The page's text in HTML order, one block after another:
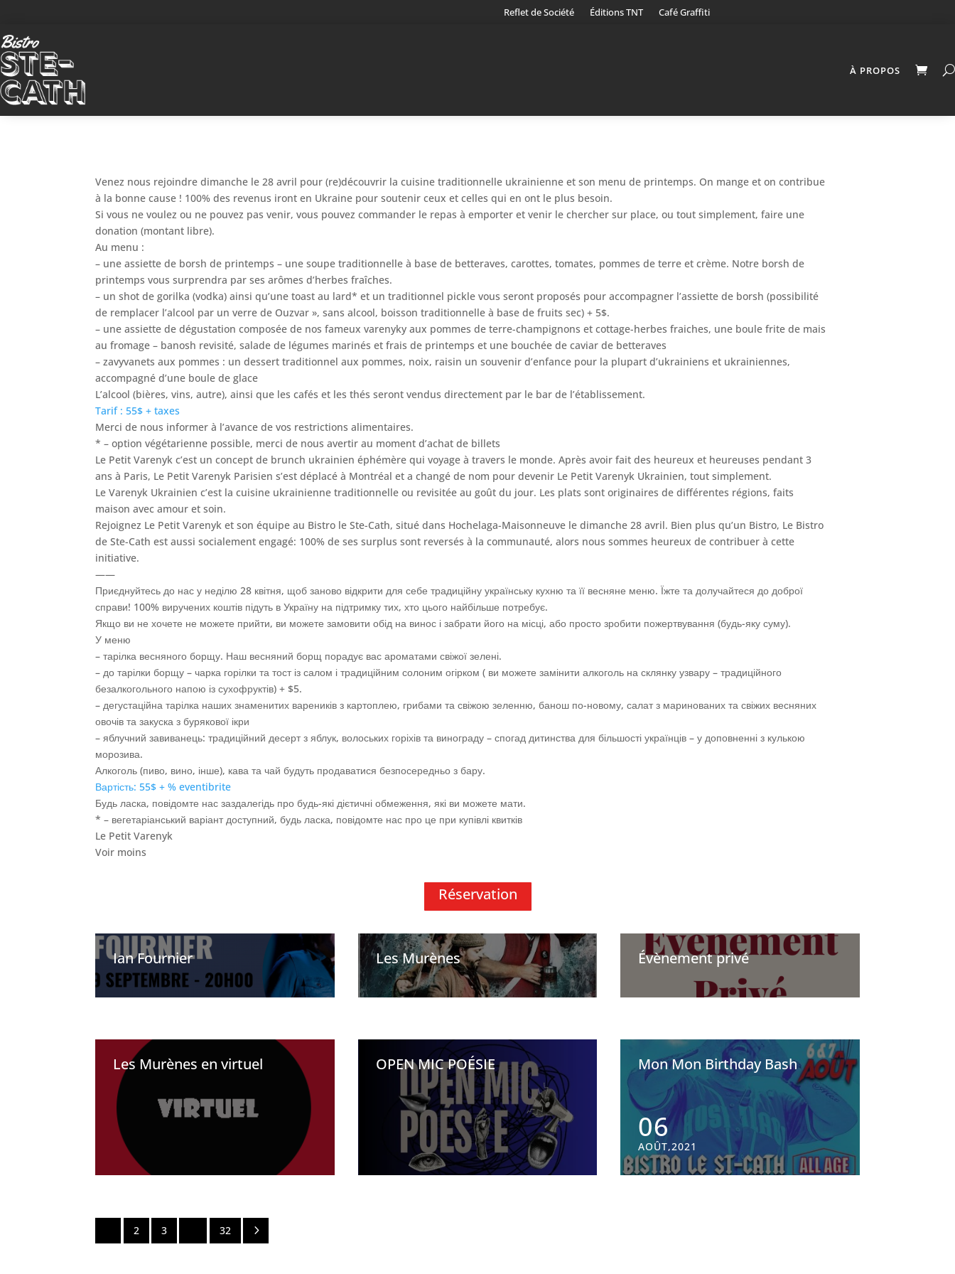
Reflet de Société Éditions TNT Café Graffiti
À PROPOS
Venez nous rejoindre dimanche le 28 avril pour (re)découvrir la cuisine traditionnelle ukrainienne et son menu de printemps. On mange et on contribue
à la bonne cause ! 100% des revenus iront en Ukraine pour soutenir ceux et celles qui en ont le plus besoin.
Si vous ne voulez ou ne pouvez pas venir, vous pouvez commander le repas à emporter et venir le chercher sur place, ou tout simplement, faire une
donation (montant libre).
Au menu :
– une assiette de borsh de printemps – une soupe traditionnelle à base de betteraves, carottes, tomates, pommes de terre et crème. Notre borsh de
printemps vous surprendra par ses arômes d’herbes fraîches.
– un shot de gorilka (vodka) ainsi qu’une toast au lard* et un traditionnel pickle vous seront proposés pour accompagner l’assiette de borsh (possibilité
de remplacer l’alcool par un verre de Ouzvar », sans alcool, boisson traditionnelle à base de fruits sec) + 5$.
– une assiette de dégustation composée de nos fameux varenyky aux pommes de terre-champignons et cottage-herbes fraiches, une boule frite de mais
au fromage – banosh revisité, salade de légumes marinés et frais de printemps et une bouchée de caviar de betteraves
– zavyvanets aux pommes : un dessert traditionnel aux pommes, noix, raisin un souvenir d’enfance pour la plupart d’ukrainiens et ukrainiennes,
accompagné d’une boule de glace
L’alcool (bières, vins, autre), ainsi que les cafés et les thés seront vendus directement par le bar de l’établissement.
Tarif : 55$ + taxes
Merci de nous informer à l’avance de vos restrictions alimentaires.
* – option végétarienne possible, merci de nous avertir au moment d’achat de billets
Le Petit Varenyk c’est un concept de brunch ukrainien éphémère qui voyage à travers le monde. Après avoir fait des heureux et heureuses pendant 3
ans à Paris, Le Petit Varenyk Parisien s’est déplacé à Montréal et a changé de nom pour devenir Le Petit Varenyk Ukrainien, tout simplement.
Le Varenyk Ukrainien c’est la cuisine ukrainienne traditionnelle ou revisitée au goût du jour. Les plats sont originaires de différentes régions, faits
maison avec amour et soin.
Rejoignez Le Petit Varenyk et son équipe au Bistro le Ste-Cath, situé dans Hochelaga-Maisonneuve le dimanche 28 avril. Bien plus qu’un Bistro, Le Bistro
de Ste-Cath est aussi socialement engagé: 100% de ses surplus sont reversés à la communauté, alors nous sommes heureux de contribuer à cette
initiative.
——
Приєднуйтесь до нас у неділю 28 квітня, щоб заново відкрити для себе традиційну українську кухню та її весняне меню. Їжте та долучайтеся до доброї
справи! 100% виручених коштів підуть в Україну на підтримку тих, хто цього найбільше потребує.
Якщо ви не хочете не можете прийти, ви можете замовити обід на винос і забрати його на місці, або просто зробити пожертвування (будь-яку суму).
У меню
– тарілка весняного борщу. Наш весняний борщ порадує вас ароматами свіжої зелені.
– до тарілки борщу – чарка горілки та тост із салом і традиційним солоним огірком ( ви можете замінити алкоголь на склянку узвару – традиційного
безалкогольного напою із сухофруктів) + $5.
– дегустаційна тарілка наших знаменитих вареників з картоплею, грибами та свіжою зеленню, банош по-новому, салат з маринованих та свіжих весняних
овочів та закуска з бурякової ікри
– яблучний завиванець: традиційний десерт з яблук, волоських горіхів та винограду – спогад дитинства для більшості українців – у доповненні з кулькою
морозива.
Алкоголь (пиво, вино, інше), кава та чай будуть продаватися безпосередньо з бару.
Вартість: 55$ + % eventibrite
Будь ласка, повідомте нас заздалегідь про будь-які дієтичні обмеження, які ви можете мати.
* – вегетаріанський варіант доступний, будь ласка, повідомте нас про це при купівлі квитків
Le Petit Varenyk
Voir moins
Réservation
Ian Fournier Les Murènes Évènement privé
Les Murènes en virtuel OPEN MIC POÉSIE Mon Mon Birthday Bash
06
AOÛT,2021
2 3 32 5